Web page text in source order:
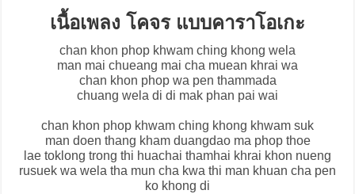
เนื้อเพลง โคจร แบบคาราโอเกะ
chan khon phop khwam ching khong wela
man mai chueang mai cha muean khrai wa
chan khon phop wa pen thammada
chuang wela di di mak phan pai wai
chan khon phop khwam ching khong khwam suk
man doen thang kham duangdao ma phop thoe
lae toklong trong thi huachai thamhai khrai khon nueng
rusuek wa wela tha mun cha kwa thi man khuan cha pen
ko khong di